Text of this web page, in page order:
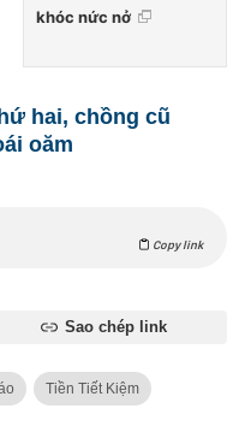
khóc nức nở
hai, chồng cũ
oăm
Copy link
Sao chép link
Tiền Tiết Kiệm